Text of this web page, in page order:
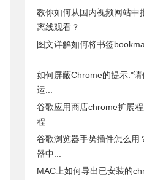
教你如何从国内视频网站中
离线观看？
图文详解如何将书签
如何屏蔽Chrome的提示:"
运...
谷歌应用商店chrome扩展
程
谷歌浏览器手势插件怎么用
器中...
MAC上如何导出已安装的